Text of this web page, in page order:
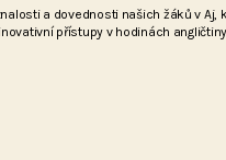
a dovednosti našich žáků v Aj,
přístupy v hodinách